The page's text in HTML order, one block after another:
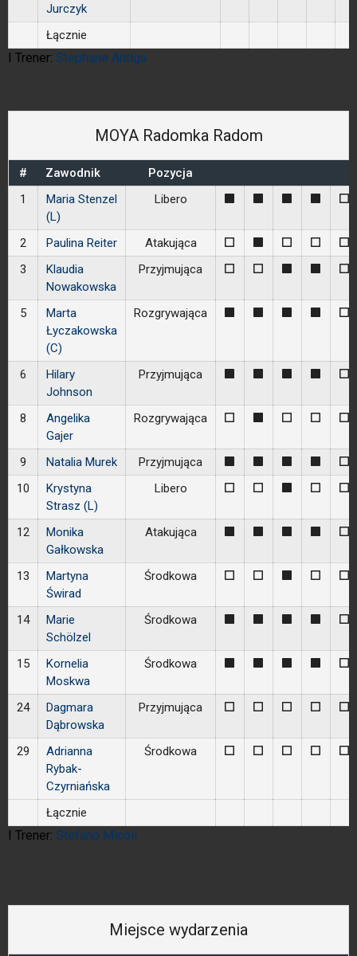
Jurczyk
Łącznie
I Trener: Stephane Antiga
MOYA Radomka Radom
# Zawodnik
Pozycja
1
Maria Stenzel
(L)
Libero 0
2 Paulina Reiter Atakująca 0 0 0 0
3
Klaudia
Nowakowska
Przyjmująca 0 0 0
5
Marta
Łyczakowska
(C)
Rozgrywająca 0
6
Hilary
Johnson
Przyjmująca 0
8
Angelika
Gajer
Rozgrywająca 0 0 0 0
9 Natalia Murek Przyjmująca 0
10
Krystyna
Strasz (L)
Libero 0 0 0 0
12
Monika
Gałkowska
Atakująca 0
13
Martyna
Świrad
Środkowa 0 0 0 0
14
Marie
Schölzel
Środkowa 0
15
Kornelia
Moskwa
Środkowa 0
24
Dagmara
Dąbrowska
Przyjmująca 0 0 0 0 0
29
Adrianna
Rybak-
Czyrniańska
Środkowa 0 0 0 0 0
Łącznie
I Trener: Stefano Micoli
Miejsce wydarzenia